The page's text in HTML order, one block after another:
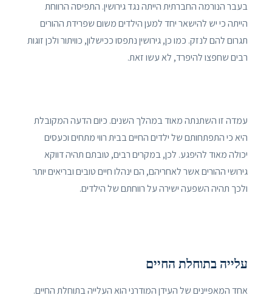
בעבר הנורמה החברתית הייתה נגד גירושין. התפיסה הרווחת
הייתה כי יש להישאר יחד למען הילדים משום שפרידת ההורים
תגרום להם לנזק. כמו כן, גירושין נתפסו ככישלון, כוויתור ולכן זוגות
רבים שחפצו להיפרד, לא עשו זאת.
עמדה זו השתנתה מאוד במהלך השנים. כיום הדעה המקובלת
היא כי התפתחותם של ילדים החיים בבית רווי מתחים וכעסים
יכולה מאוד להיפגע. לכן, במקרים רבים, טובתם תהיה דווקא
גירושי ההורים אשר לאחריהם, הם ינהלו חיים טובים ובריאים יותר
ולכך תהיה השפעה ישירה על רווחתם של הילדים.
עלייה בתוחלת החיים
אחד המאפיינים של העידן המודרני הוא העלייה בתוחלת החיים.